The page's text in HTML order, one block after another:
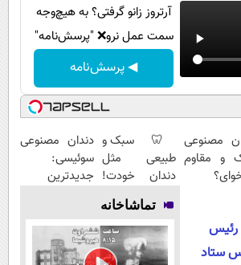
محیط زیست
سلامت
فرهنگی
بین الملل
اجتماعی
حیات وحش
سیاست خارجی
آرتروز زانو گرفتی؟ به هیچ‌وجه
سمت عمل نرو❌ "پرسش‌نامه"
◀ پرسش‌نامه
مصنوعی
و مقاوم
| 📍
🦷 سبک و
طبیعی مثل
دندان خودت!
نصب آسان و
پرداخت
اقساطی 💳 📍
تهران
دندان مصنوعی
سوئیسی:
جدیدترین
پرداخت قسطی
رئیس
ستاد
تماشاخانه